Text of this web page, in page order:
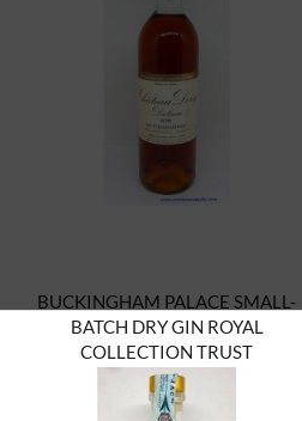
BUCKINGHAM PALACE SMALL-
BATCH DRY GIN ROYAL
COLLECTION TRUST